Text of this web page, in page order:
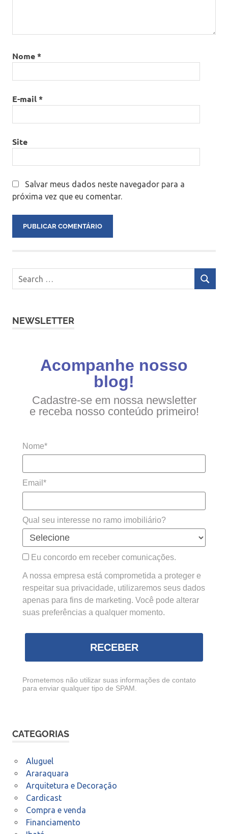
Nome*
E-mail*
Site
Salvar meus dados neste navegador para a
próxima vez que eu comentar.
NEWSLETTER
Acompanhe nosso
blog!
Cadastre-se em nossa newsletter
e receba nosso conteúdo primeiro!
Nome*
Email*
Qual seu interesse no ramo imobiliário?
Eu concordo em receber comunicações.
A nossa empresa está comprometida a proteger e
respeitar sua privacidade, utilizaremos seus dados
apenas para fins de marketing. Você pode alterar
suas preferências a qualquer momento.
RECEBER
Prometemos não utilizar suas informações de contato
para enviar qualquer tipo de SPAM.
CATEGORIAS
Aluguel
Araraquara
Arquitetura e Decoração
Cardicast
Compra e venda
Financiamento